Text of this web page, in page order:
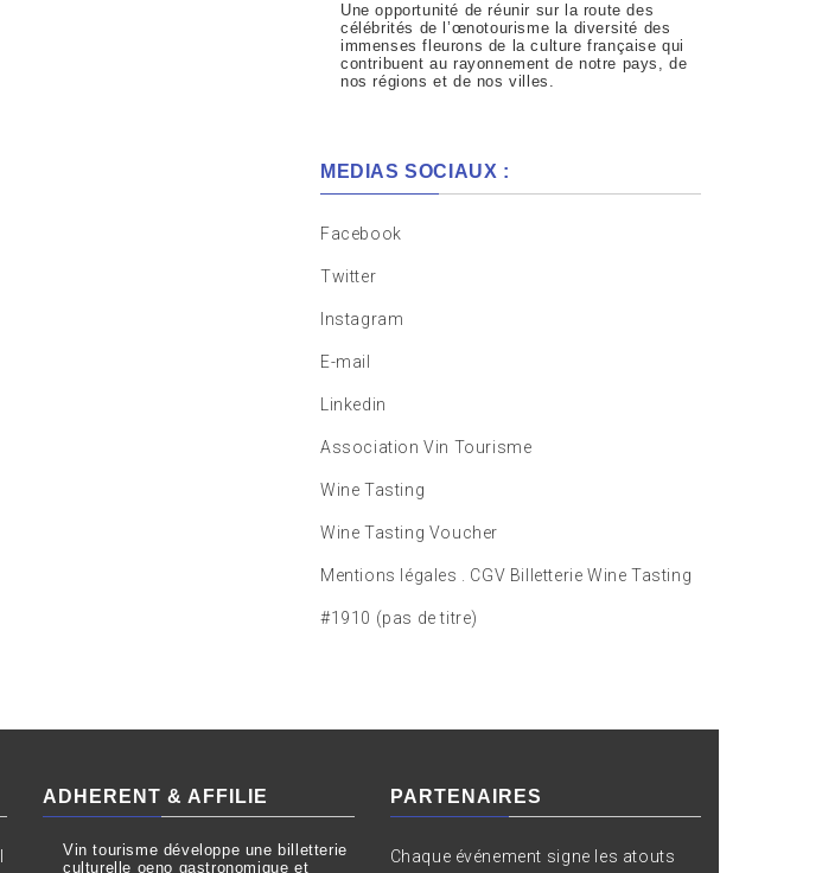
Une opportunité de réunir sur la route des
célébrités de l’œnotourisme la diversité des
immenses fleurons de la culture française qui
contribuent au rayonnement de notre pays, de
nos régions et de nos villes.
MEDIAS SOCIAUX :
Facebook
Twitter
Instagram
E-mail
Linkedin
Association Vin Tourisme
Wine Tasting
Wine Tasting Voucher
Mentions légales . CGV Billetterie Wine Tasting
#1910 (pas de titre)
ADHERENT & AFFILIE
Vin tourisme développe une billetterie
culturelle oeno gastronomique et
PARTENAIRES
Chaque événement signe les atouts